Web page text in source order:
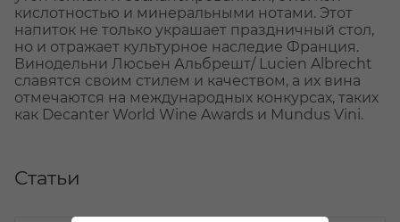
кислотностью и минеральными нотами. Этот
напиток не только украшает праздничный стол,
но и отражает культурное наследие Франция.
Винодельни Люсьен Альбрешт/ Lucien Albrecht
славятся своим стилем и качеством, а их вина
отмечаются на международных конкурсах, таких
как Decanter World Wine Awards и Mundus Vini.
Статьи